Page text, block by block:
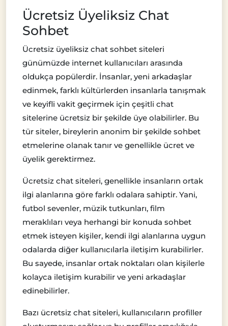
Ücretsiz Üyeliksiz Chat
Sohbet
Ücretsiz üyeliksiz chat sohbet siteleri
günümüzde internet kullanıcıları arasında
oldukça popülerdir. İnsanlar, yeni arkadaşlar
edinmek, farklı kültürlerden insanlarla tanışmak
ve keyifli vakit geçirmek için çeşitli chat
sitelerine ücretsiz bir şekilde üye olabilirler. Bu
tür siteler, bireylerin anonim bir şekilde sohbet
etmelerine olanak tanır ve genellikle ücret ve
üyelik gerektirmez.
Ücretsiz chat siteleri, genellikle insanların ortak
ilgi alanlarına göre farklı odalara sahiptir. Yani,
futbol sevenler, müzik tutkunları, film
meraklıları veya herhangi bir konuda sohbet
etmek isteyen kişiler, kendi ilgi alanlarına uygun
odalarda diğer kullanıcılarla iletişim kurabilirler.
Bu sayede, insanlar ortak noktaları olan kişilerle
kolayca iletişim kurabilir ve yeni arkadaşlar
edinebilirler.
Bazı ücretsiz chat siteleri, kullanıcıların profiller